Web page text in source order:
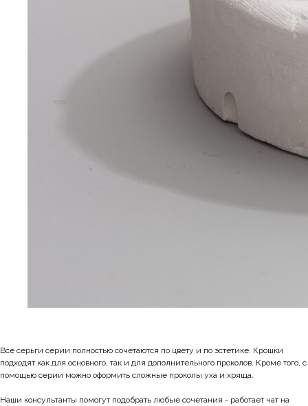
Все серьги серии полностью сочетаются по цвету и по эстетике. Крошки
подходят как для основного, так и для дополнительного проколов. Кроме того, с
помощью серии можно оформить сложные проколы уха и хряща.
Наши консультанты помогут подобрать любые сочетания - работает чат на